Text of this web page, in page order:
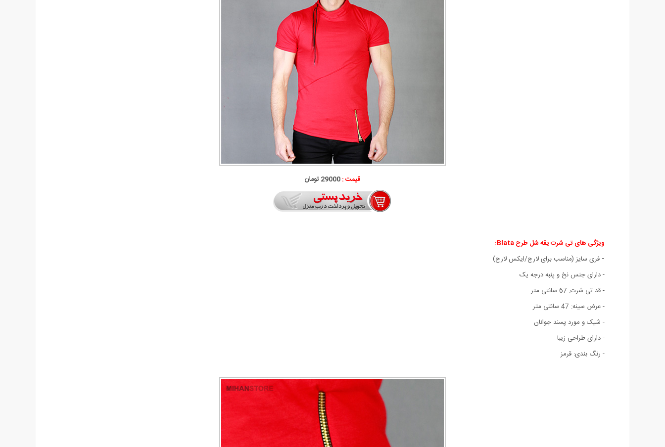
قیمت :29000 تومان
ویژگی های تی شرت یقه شل طرح Blata:
- فری سایز (مناسب برای لارج/ایکس لارج)
- دارای جنس نخ و پنبه درجه یک
- قد تی شرت: 67 سانتی متر
- عرض سینه: 47 سانتی متر
- شیک و مورد پسند جوانان
- دارای طراحی زیبا
- رنگ بندی: قرمز